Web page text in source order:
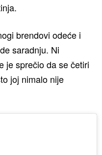
brendovi odeće i
saradnju. Ni
je sprečio da se četiri
joj nimalo nije